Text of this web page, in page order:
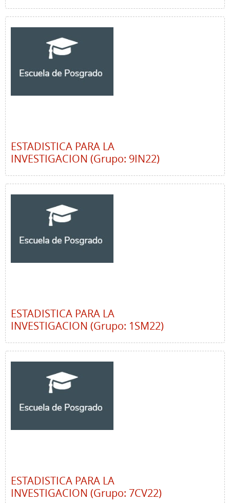
ESTADISTICA PARA LA
INVESTIGACION (Grupo: 9IN22)
ESTADISTICA PARA LA
INVESTIGACION (Grupo: 1SM22)
ESTADISTICA PARA LA
INVESTIGACION (Grupo: 7CV22)